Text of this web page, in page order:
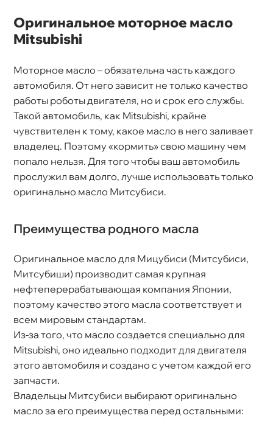
Оригинальное моторное масло
Mitsubishi
Моторное масло – обязательна часть каждого
автомобиля. От него зависит не только качество
работы роботы двигателя, но и срок его службы.
Такой автомобиль, как Mitsubishi, крайне
чувствителен к тому, какое масло в него заливает
ладелец. Поэтому «кормить» свою машину чем
попало нельзя. Для того чтобы ваш автомобиль
прослужил вам долго, лучше использовать только
оригинально масло Митсубиси.
Преимущества родного масла
Оригинальное масло для Мицубиси (Митсубиси,
Митсубиши) производит самая крупная
нефтеперерабатывающая компания Японии,
поэтому качество этого масла соответствует и
сем мировым стандартам.
Из-за того, что масло создается специально для
Mitsubishi, оно идеально подходит для двигателя
этого автомобиля и создано с учетом каждой его
запчасти.
ладельцы Митсубиси выбирают оригинально
масло за его преимущества перед остальными: